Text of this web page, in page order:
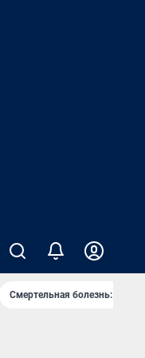
Смертельная болезнь: